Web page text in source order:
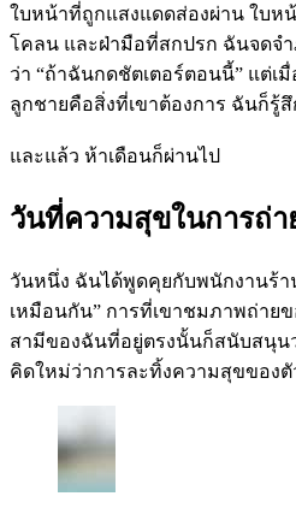
ใบหน้าที่ถูกแสงแดดส่องผ่าน ใบหน้
โคลน และฝ่ามือที่สกปรก ฉันจดจ
ว่า “ถ้าฉันกดชัตเตอร์ตอนนี้” แต่เ
ลูกชายคือสิ่งที่เขาต้องการ ฉันก็รู้
และแล้ว ห้าเดือนก็ผ่านไป
วันที่ความสุขในการถ่
วันหนึ่ง ฉันได้พูดคุยกับพนักงานร้า
เหมือนกัน” การที่เขาชมภาพถ่าย
สามีของฉันที่อยู่ตรงนั้นก็สนับสนุนว่
คิดใหม่ว่าการละทิ้งความสุขของตั